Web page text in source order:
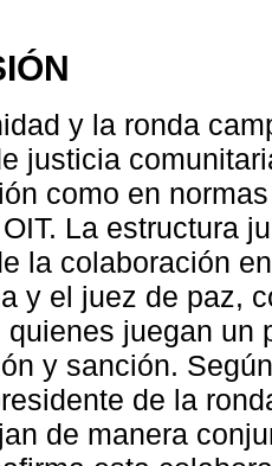
y la ronda
justicia
como en
La estructura
la colaboración
y el juez de paz,
quienes juegan un
y sanción.
de la
de manera